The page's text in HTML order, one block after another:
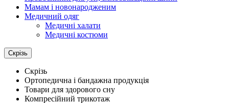
Мамам і новонародженим
Медичний одяг
Медичні халати
Медичні костюми
Скрізь
Скрізь
Ортопедична і бандажна продукція
Товари для здорового сну
Компресійний трикотаж